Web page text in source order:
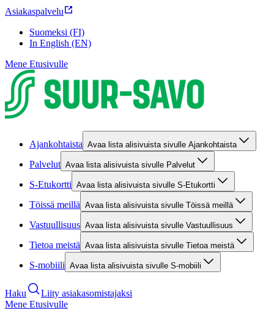
Asiakaspalvelu
Suomeksi (FI)
In English (EN)
Mene Etusivulle
Ajankohtaista Avaa lista alisivuista sivulle Ajankohtaista
Palvelut Avaa lista alisivuista sivulle Palvelut
S-Etukortti Avaa lista alisivuista sivulle S-Etukortti
Töissä meillä Avaa lista alisivuista sivulle Töissä meillä
Vastuullisuus Avaa lista alisivuista sivulle Vastuullisuus
Tietoa meistä Avaa lista alisivuista sivulle Tietoa meistä
S-mobiili Avaa lista alisivuista sivulle S-mobiili
Haku
Liity asiakasomistajaksi
Mene Etusivulle